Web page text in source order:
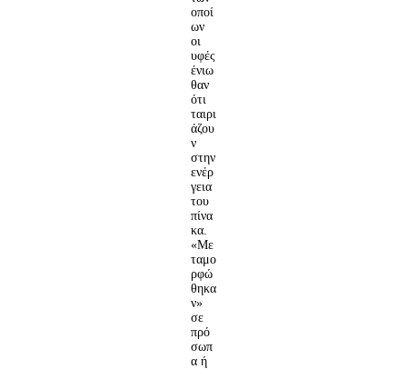
οποί
ων
οι
υφές
ένιω
θαν
ότι
ταιρι
άζου
ν
στην
ενέρ
γεια
του
πίνα
κα.
«Με
ταμο
ρφώ
θηκα
ν»
σε
πρό
σωπ
α ή